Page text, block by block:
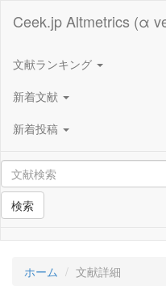
Ceek.jp Altmetrics (α
文献ランキング
新着文献
新着投稿
検索
ホーム 文献詳細